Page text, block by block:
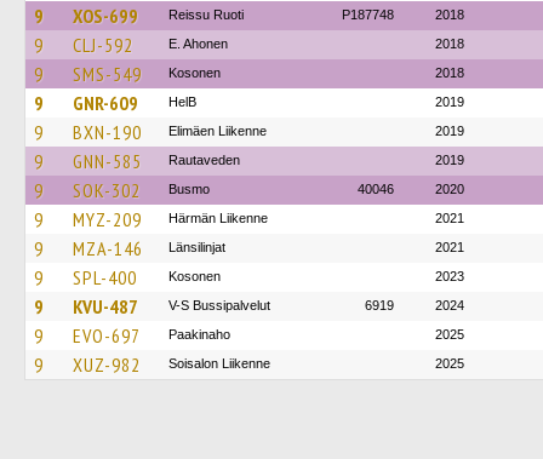
9 XOS-699 Reissu Ruoti P187748 2018
9 CLJ-592 E. Ahonen 2018
9 SMS-549 Kosonen 2018
9 GNR-609 HelB 2019
9 BXN-190 Elimäen Liikenne 2019
9 GNN-585 Rautaveden 2019
9 SOK-302 Busmo 40046 2020
9 MYZ-209 Härmän Liikenne 2021
9 MZA-146 Länsilinjat 2021
9 SPL-400 Kosonen 2023
9 KVU-487 V-S Bussipalvelut 6919 2024
9 EVO-697 Paakinaho 2025
9 XUZ-982 Soisalon Liikenne 2025